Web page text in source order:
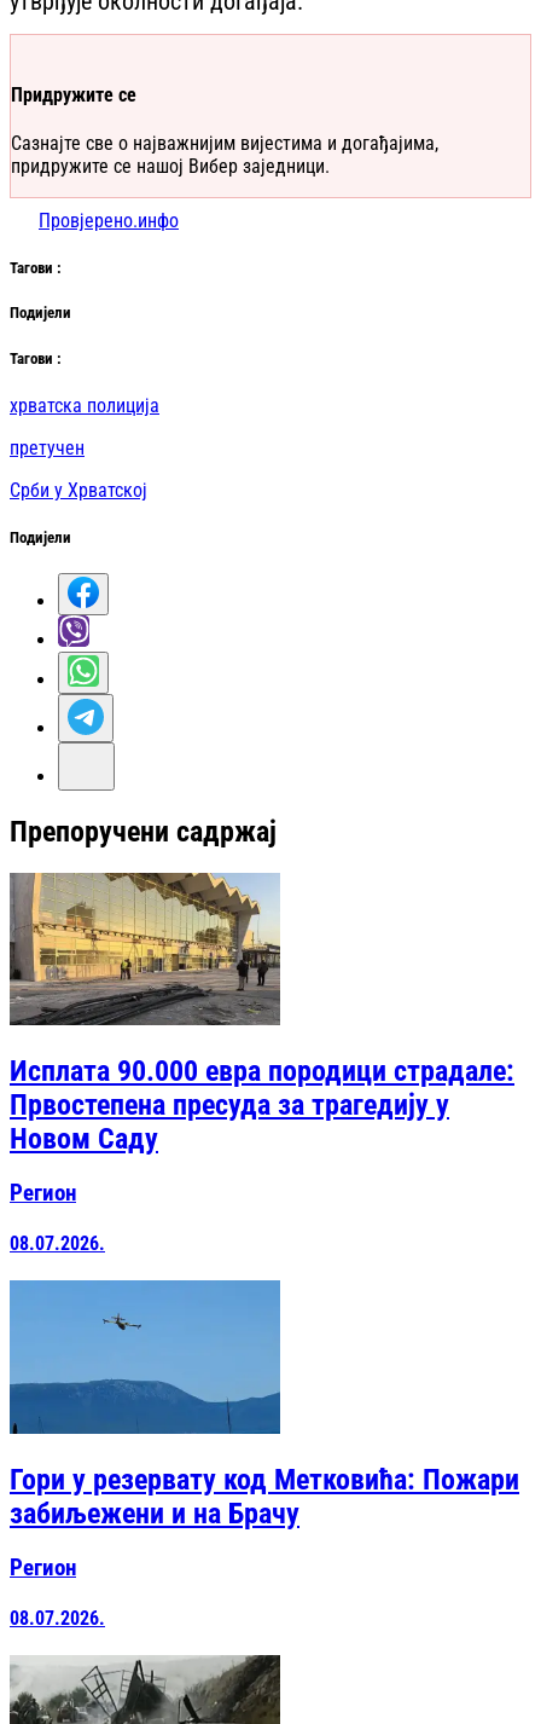
Придружите се
Сазнајте све о најважнијим вијестима и догађајима,
придружите се нашој Вибер заједници.
Провјерено.инфо
Тагови :
Подијели
Тагови :
хрватска полиција
претучен
Срби у Хрватској
Подијели
Препоручени садржај
Исплата 90.000 евра породици страдале:
Првостепена пресуда за трагедију у
Новом Саду
Регион
08.07.2026.
Гори у резервату код Метковића: Пожари
забиљежени и на Брачу
Регион
08.07.2026.